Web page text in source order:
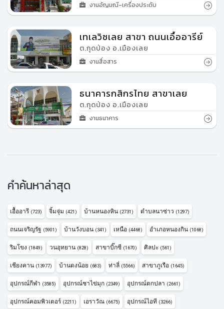
งานอัญมณี-เครื่องประดับ
เทเลวิซเลย สาขา ถนนเอื้ออารีย์
ต.กุดป่อง อ.เมืองเลย
งานสื่อสาร
ธนาคารกสิกรไทย สาขาเลย
ต.กุดป่อง อ.เมืองเลย
งานธนาคาร
คำค้นหาล่าสุด
เอื้ออารี (723) จิ้มจุ่ม (421) บ้านหนองหิน (2731) ตำบลนาซ่าว (1297)
ถนนเจริญรัฐ (5901) บ้านวังบอน (341) เหนือ (4468) อำเภอหนองกิน (1068)
ริมโขง (1849) วนอุทยาน (828) สาขาบิ๊กซี (1670) ศิลปะ (561)
เชียงคาน (13977) บ้านดงน้อย (683) ท่าลี่ (5566) สาขาภูเรือ (1645)
อุปกรณ์กีฬา (3585) อุปกรณ์ชาไข่มุก (2349) อุปกรณ์ตกปลา (2661)
อุปกรณ์คอมพิวเตอร์ (2211) เอราวัณ (6675) อุปกรณ์ไอที (3266)